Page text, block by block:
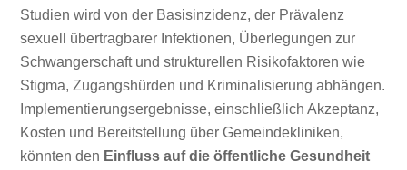
Studien wird von der Basisinzidenz, der Prävalenz
sexuell übertragbarer Infektionen, Überlegungen zur
Schwangerschaft und strukturellen Risikofaktoren wie
Stigma, Zugangshürden und Kriminalisierung abhängen.
Implementierungsergebnisse, einschließlich Akzeptanz,
Kosten und Bereitstellung über Gemeindekliniken,
könnten den Einfluss auf die öffentliche Gesundheit